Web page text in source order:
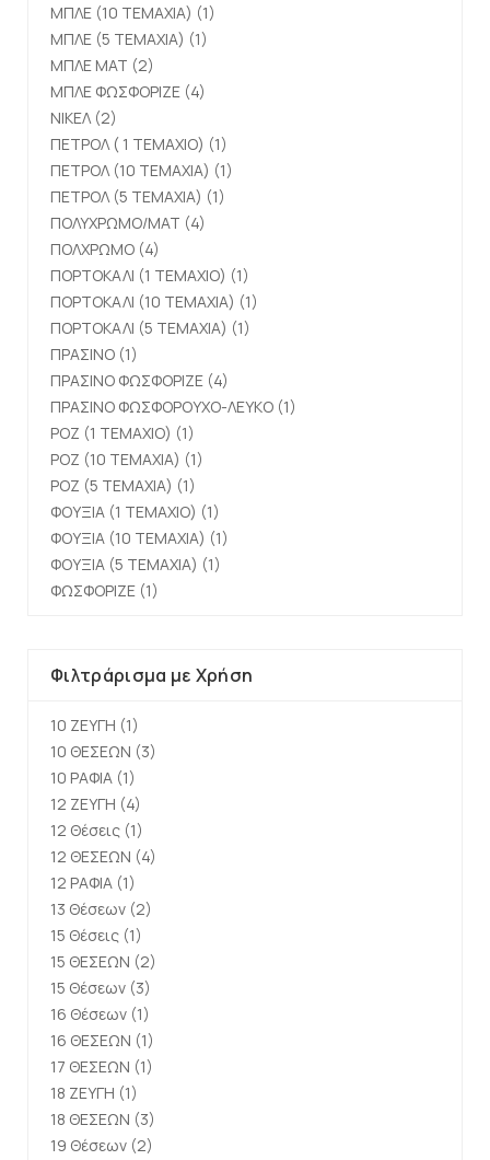
ΜΠΛΕ (10 ΤΕΜΑΧΙΑ) (1)
ΜΠΛΕ (5 ΤΕΜΑΧΙΑ) (1)
ΜΠΛΕ ΜΑΤ (2)
ΜΠΛΕ ΦΩΣΦΟΡΙΖΕ (4)
ΝΙΚΕΛ (2)
ΠΕΤΡΟΛ ( 1 ΤΕΜΑΧΙΟ) (1)
ΠΕΤΡΟΛ (10 ΤΕΜΑΧΙΑ) (1)
ΠΕΤΡΟΛ (5 ΤΕΜΑΧΙΑ) (1)
ΠΟΛΥΧΡΩΜΟ/ΜΑΤ (4)
ΠΟΛΧΡΩΜΟ (4)
ΠΟΡΤΟΚΑΛΙ (1 ΤΕΜΑΧΙΟ) (1)
ΠΟΡΤΟΚΑΛΙ (10 ΤΕΜΑΧΙΑ) (1)
ΠΟΡΤΟΚΑΛΙ (5 ΤΕΜΑΧΙΑ) (1)
ΠΡΑΣΙΝΟ (1)
ΠΡΑΣΙΝΟ ΦΩΣΦΟΡΙΖΕ (4)
ΠΡΑΣΙΝΟ ΦΩΣΦΟΡΟΥΧΟ-ΛΕΥΚΟ (1)
ΡΟΖ (1 ΤΕΜΑΧΙΟ) (1)
ΡΟΖ (10 ΤΕΜΑΧΙΑ) (1)
ΡΟΖ (5 ΤΕΜΑΧΙΑ) (1)
ΦΟΥΞΙΑ (1 ΤΕΜΑΧΙΟ) (1)
ΦΟΥΞΙΑ (10 ΤΕΜΑΧΙΑ) (1)
ΦΟΥΞΙΑ (5 ΤΕΜΑΧΙΑ) (1)
ΦΩΣΦΟΡΙΖΕ (1)
Φιλτράρισμα με Χρήση
10 ΖΕΥΓΗ (1)
10 ΘΕΣΕΩΝ (3)
10 ΡΑΦΙΑ (1)
12 ΖΕΥΓΗ (4)
12 Θέσεις (1)
12 ΘΕΣΕΩΝ (4)
12 ΡΑΦΙΑ (1)
13 Θέσεων (2)
15 Θέσεις (1)
15 ΘΕΣΕΩΝ (2)
15 Θέσεων (3)
16 Θέσεων (1)
16 ΘΕΣΕΩΝ (1)
17 ΘΕΣΕΩΝ (1)
18 ΖΕΥΓΗ (1)
18 ΘΕΣΕΩΝ (3)
19 Θέσεων (2)